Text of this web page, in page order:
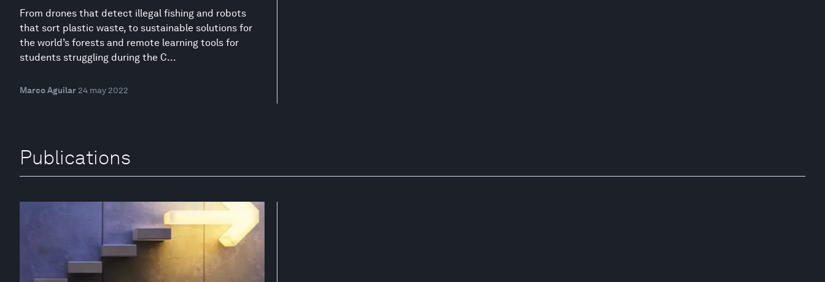
From drones that detect illegal fishing and robots
that sort plastic waste, to sustainable solutions for
the world’s forests and remote learning tools for
students struggling during the C...
Marco Aguilar 24 may 2022
Publications